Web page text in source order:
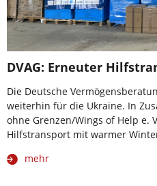
DVAG: Erneuter
Die Deutsche
weiterhin für die Ukraine. In
ohne Grenzen/Wings of Help e.
Hilfstransport mit warmer
mehr